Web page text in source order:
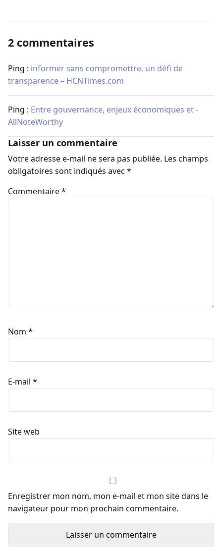
2 commentaires
Ping : informer sans compromettre, un défi de
transparence – HCNTimes.com
Ping : Entre gouvernance, enjeux économiques et -
AllNoteWorthy
Laisser un commentaire
Votre adresse e-mail ne sera pas publiée. Les champs
obligatoires sont indiqués avec *
Commentaire*
Nom *
E-mail *
Site web
Enregistrer mon nom, mon e-mail et mon site dans le
navigateur pour mon prochain commentaire.